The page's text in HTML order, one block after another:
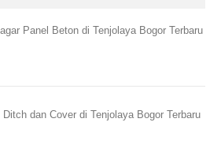
Panel Beton di Tenjolaya Bogor Terbaru
Ditch dan Cover di Tenjolaya Bogor Terbaru